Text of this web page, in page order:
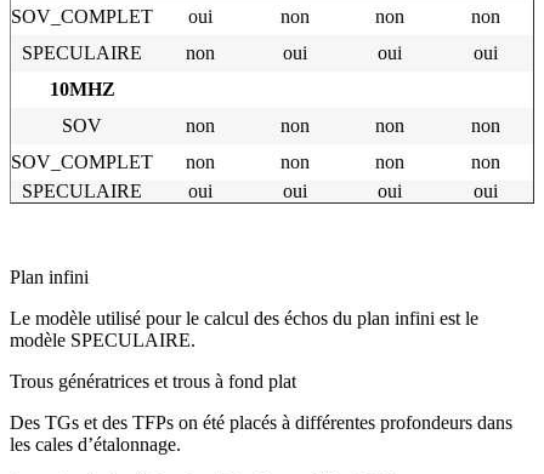
SOV_COMPLET
oui non non
non
SPECULAIRE
non oui oui
oui
10MHZ
SOV
non non non
non
SOV_COMPLET
non non non
non
SPECULAIRE
oui oui oui oui
Plan infini
Le modèle utilisé pour le calcul des échos du plan infini est le
modèle SPECULAIRE.
Trous génératrices et trous à fond plat
Des TGs et des TFPs on été placés à différentes profondeurs dans
les cales d’étalonnage.